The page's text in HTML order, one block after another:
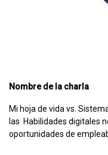
Nombre de la charla
Mi hoja de vida vs.
las Habilidades digitales
oportunidades de